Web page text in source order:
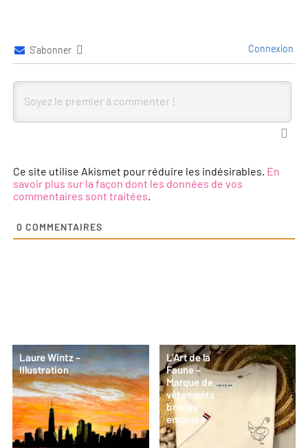
S’abonner Connexion
Ce site utilise Akismet pour réduire les indésirables. En
savoir plus sur la façon dont les données de vos
commentaires sont traitées.
0 COMMENTAIRES
Laure Wintz –
Illustration
L’Art de la
Faune –
Marque de
vêtements
brodés
engagée